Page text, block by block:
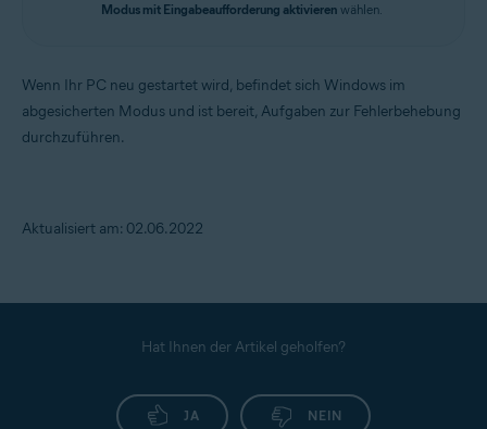
Modus mit Eingabeaufforderung aktivieren wählen.
Wenn Ihr PC neu gestartet wird, befindet sich Windows im
abgesicherten Modus und ist bereit, Aufgaben zur Fehlerbehebung
durchzuführen.
Aktualisiert am: 02.06.2022
Hat Ihnen der Artikel geholfen?
JA NEIN